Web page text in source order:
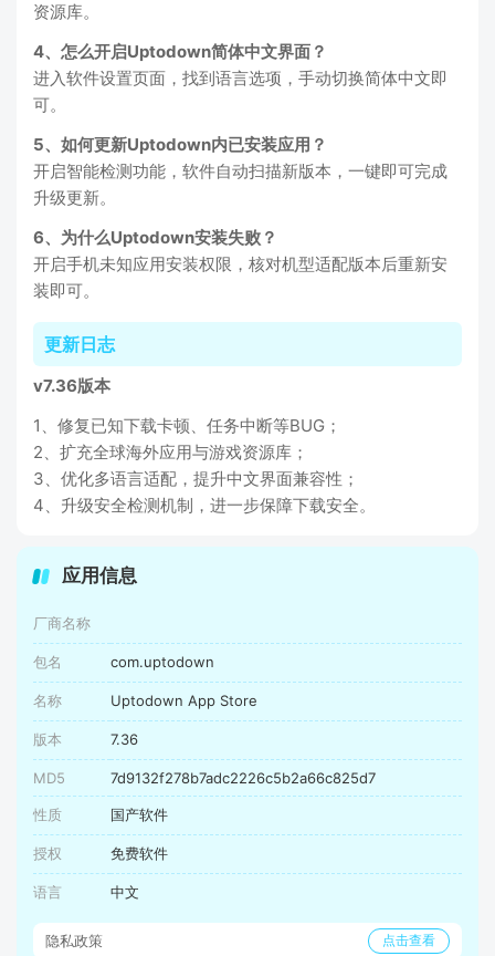
资源库。
4、怎么开启Uptodown简体中文界面？
进入软件设置页面，找到语言选项，手动切换简体中文即
可。
5、如何更新Uptodown内已安装应用？
开启智能检测功能，软件自动扫描新版本，一键即可完成
升级更新。
6、为什么Uptodown安装失败？
开启手机未知应用安装权限，核对机型适配版本后重新安
装即可。
更新日志
v7.36版本
1、修复已知下载卡顿、任务中断等BUG；
2、扩充全球海外应用与游戏资源库；
3、优化多语言适配，提升中文界面兼容性；
4、升级安全检测机制，进一步保障下载安全。
应用信息
厂商名称
包名 com.uptodown
名称 Uptodown App Store
版本 7.36
MD5 7d9132f278b7adc2226c5b2a66c825d7
性质 国产软件
授权 免费软件
语言 中文
隐私政策 点击查看